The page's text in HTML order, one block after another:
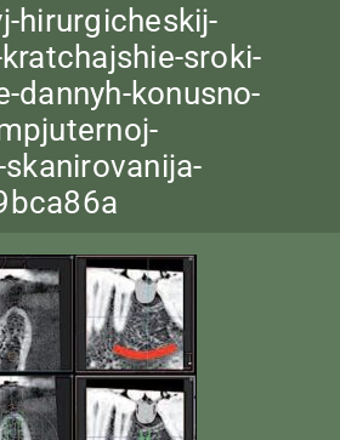
hirurgicheskij-
sroki-
dannyh-konusno-